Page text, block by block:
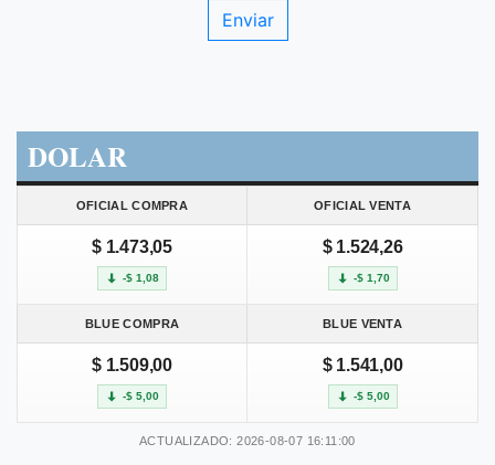
DOLAR
OFICIAL COMPRA OFICIAL VENTA
$ 1.473,05
-$ 1,08
$ 1.524,26
-$ 1,70
BLUE COMPRA BLUE VENTA
$ 1.509,00
-$ 5,00
$ 1.541,00
-$ 5,00
ACTUALIZADO: 2026-08-07 16:11:00